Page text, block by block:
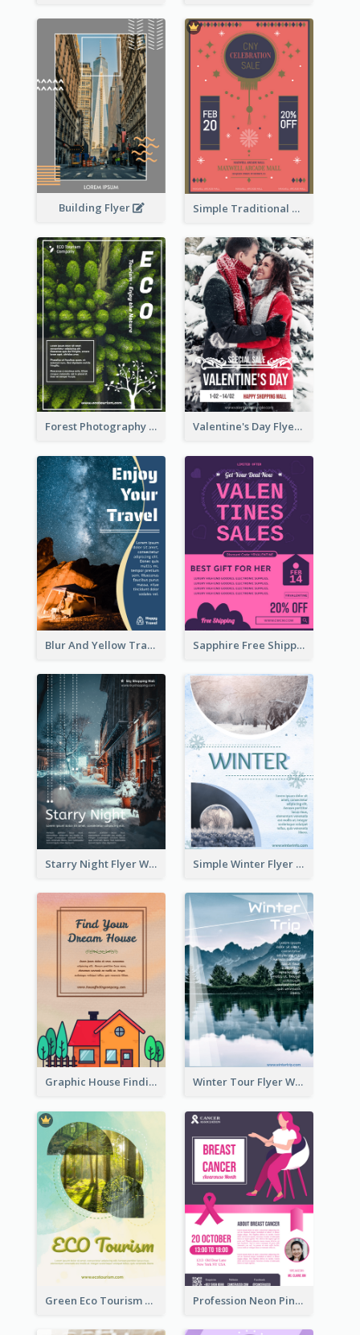
Building Flyer Simple Traditional CNY Sales Flyer Design
Forest Photography Flyer Of ECO Tourism Valentine's Day Flyer With Photo Of Couple
Blur And Yellow Travelling Flyer Decorated With Photo Sapphire Free Shipping Flyer Design Ideas
Starry Night Flyer With Street View Simple Winter Flyer With Snow Decorations
Graphic House Finding Flyer In Warm Colour Tone Winter Tour Flyer With Photo Of Snow Mountain
Green Eco Tourism Flyer With Photos Of Forest Profession Neon Pink Flyer Ribbon Design Template